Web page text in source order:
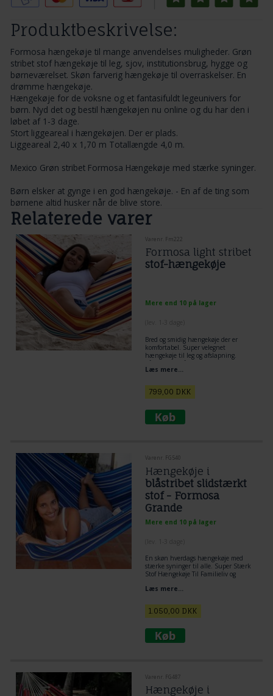
Produktbeskrivelse:
Formosa hængekøje til mange anvendelses muligheder. Grøn
stribet stof hængekøje til leg, sjov, institutionsbrug, hygge og
børneværelset. Skøn farverig hængekøje til overraskelser. En
drømme hængekøje.
Hængekøje for de voksne og et fantasifuldt legeunivers for
børn. Nyd det og bestil hængekøjen nu online og du har den i
løbet af 1-3 dage.
Stort liggeareal i hængekøjen. Der er plads.
Liggeareal 2,40 x 1,70 m Totallængde 4,0 m.
Mexico Grøn stribet Formosa Hængekøje med stærke syninger.
Børn elsker at gynge i en god hængekøje. - En af de ting som
børnene altid husker når de blive store.
Relaterede varer
Varenr. Fm222
Formosa light stribet
stof-hængekøje
Mere end 10 på lager
Bred og smidig hængekøje der er
komfortabel. Super velegnet
hængekøje til leg og afslapning.
Så lækker forårsfriske striber.
Slidstærkt stof
3,80 m
Et fund til prisen.
Læs mere...
799,00 DKK
Varenr. FG540
Hængekøje i
blåstribet slidstærkt
stof - Formosa
Grande
Mere end 10 på lager
En skøn hverdags hængekøje med
stærke syninger til alle. Super Stærk
Stof Hængekøje Til Familieliv og
kreativt legetøj til børn og voksne!
Læs mere...
1.050,00 DKK
Varenr. FG487
Hængekøje i